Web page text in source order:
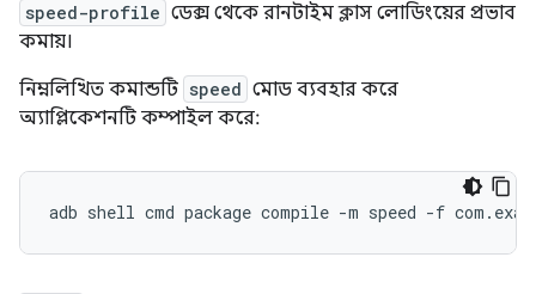
speed-profile ডেক্স থেকে রানটাইম ক্লাস লোডিংয়ের প্রভাব
কমায়।
নিম্নলিখিত কমান্ডটি speed মোড ব্যবহার করে
অ্যাপ্লিকেশনটি কম্পাইল করে:
adb shell cmd package compile -m speed -f